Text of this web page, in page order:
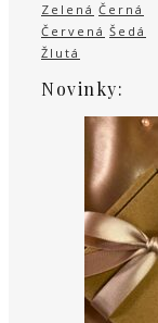
Zelená Černá
Červená Šedá
Žlutá
Novinky: